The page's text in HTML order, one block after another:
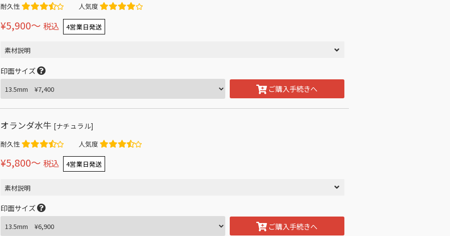
耐久性 人気度
¥5,900〜 税込 4営業日発送
素材説明
印面サイズ
ご購入手続きへ
オランダ水牛 [ナチュラル]
耐久性 人気度
¥5,800〜 税込 4営業日発送
素材説明
印面サイズ
ご購入手続きへ